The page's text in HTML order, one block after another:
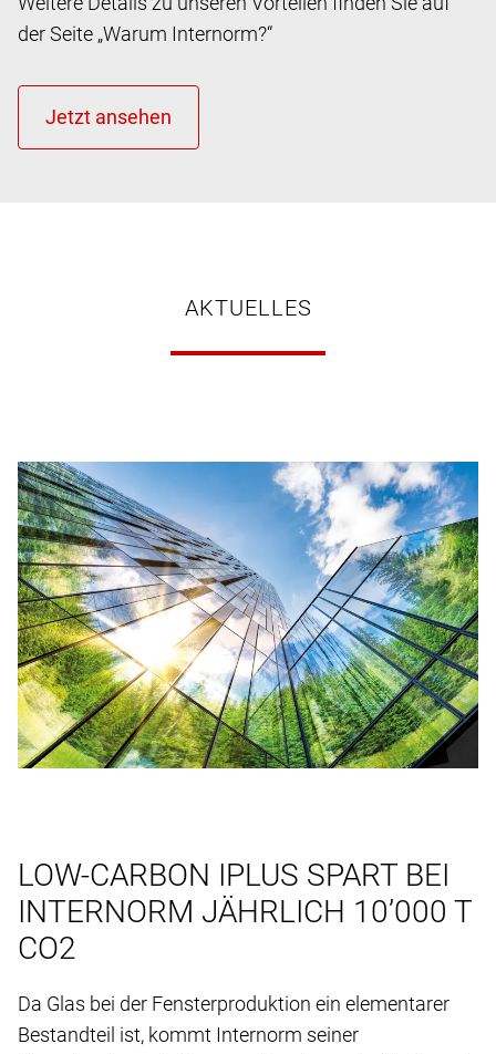
der Seite „Warum Internorm?“
AKTUELLES
LOW-CARBON IPLUS SPART BEI
INTERNORM JÄHRLICH 10’000 T
CO2
Da Glas bei der Fensterproduktion ein elementarer
Bestandteil ist, kommt Internorm seiner